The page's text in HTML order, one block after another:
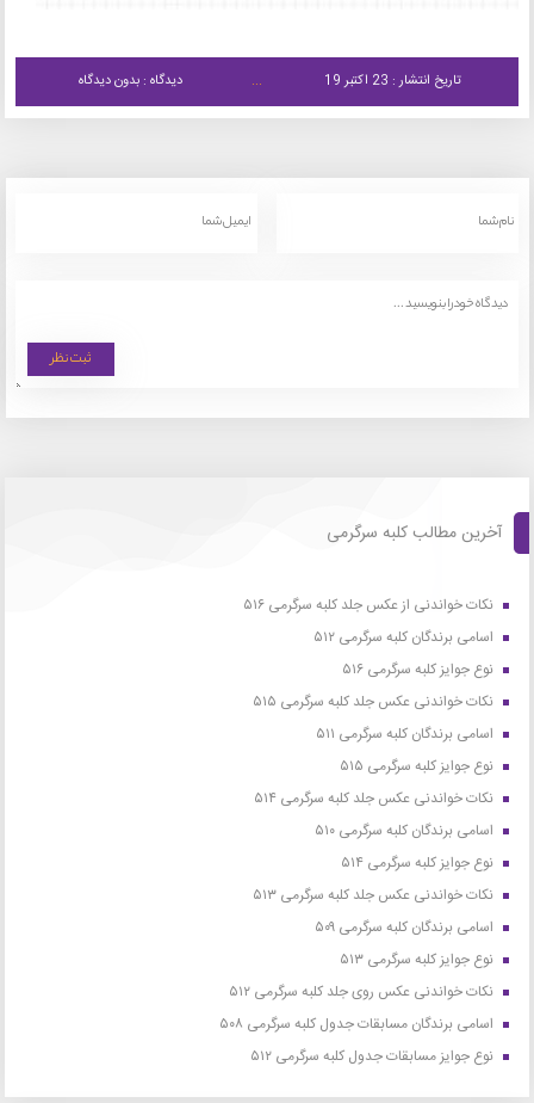
تاریخ انتشار : 23 اکتبر 19 دیدگاه : بدون دیدگاه
آخرین مطالب کلبه سرگرمی
نکات خواندنی از عکس جلد کلبه سرگرمی ۵۱۶
اسامی برندگان کلبه سرگرمی ۵۱۲
نوع جوایز کلبه سرگرمی ۵۱۶
نکات خواندنی عکس جلد کلبه سرگرمی ۵۱۵
اسامی برندگان کلبه سرگرمی ۵۱۱
نوع جوایز کلبه سرگرمی ۵۱۵
نکات خواندنی عکس جلد کلبه سرگرمی ۵۱۴
اسامی برندگان کلبه سرگرمی ۵۱۰
نوع جوایز کلبه سرگرمی ۵۱۴
نکات خواندنی عکس جلد کلبه سرگرمی ۵۱۳
اسامی برندگان کلبه سرگرمی ۵۰۹
نوع جوایز کلبه سرگرمی ۵۱۳
نکات خواندنی عکس روی جلد کلبه سرگرمی ۵۱۲
اسامی برندگان مسابقات جدول کلبه سرگرمی ۵۰۸
نوع جوایز مسابقات جدول کلبه سرگرمی ۵۱۲